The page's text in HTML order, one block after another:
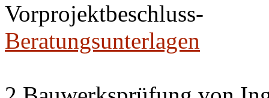
Vorprojektbeschluss-
Beratungsunterlagen